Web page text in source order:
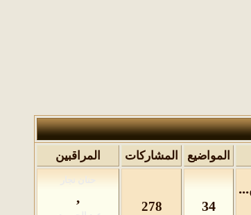
المواضيع المشاركات المراقبين
34
278
,